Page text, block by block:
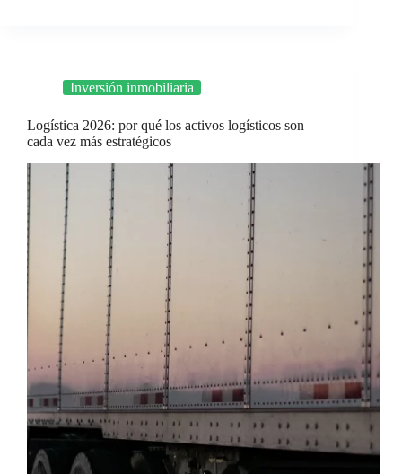
Inversión inmobiliaria
Logística 2026: por qué los activos logísticos son
cada vez más estratégicos